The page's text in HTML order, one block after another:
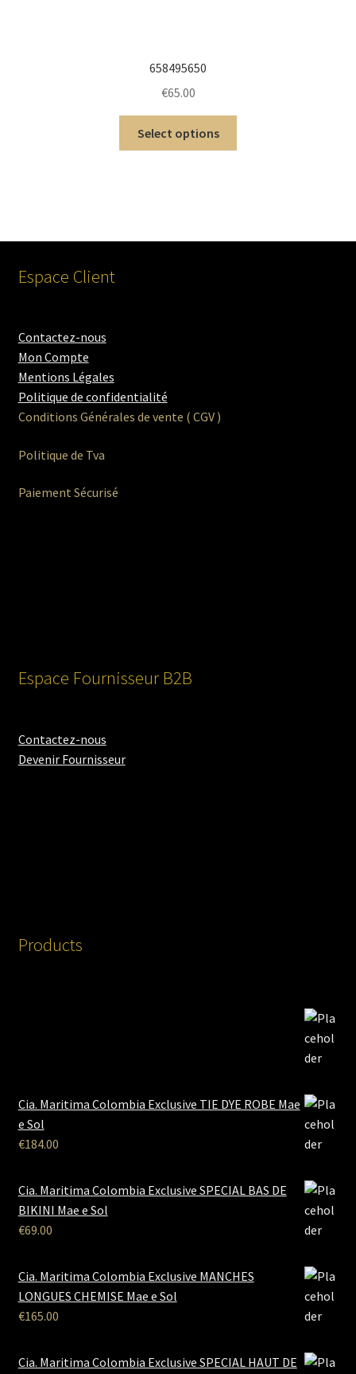
658495650
€65.00
Select options
Espace Client
Contactez-nous
Mon Compte
Mentions Légales
Politique de confidentialité
Conditions Générales de vente ( CGV )
Politique de Tva
Paiement Sécurisé
Espace Fournisseur B2B
Contactez-nous
Devenir Fournisseur
Products
Cia. Maritima Colombia Exclusive TIE DYE ROBE Mae
e Sol
€184.00
Cia. Maritima Colombia Exclusive SPECIAL BAS DE
BIKINI Mae e Sol
€69.00
Cia. Maritima Colombia Exclusive MANCHES
LONGUES CHEMISE Mae e Sol
€165.00
Cia. Maritima Colombia Exclusive SPECIAL HAUT DE